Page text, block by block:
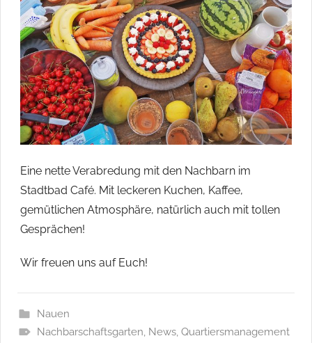
ihren
Heimatorten
Havelland
engagieren
beteiligen
wollten.
Eine nette Verabredung mit den Nachbarn im
Stadtbad Café. Mit leckeren Kuchen, Kaffee,
gemütlichen Atmosphäre, natürlich auch mit tollen
Gesprächen!
Wir freuen uns auf Euch!
Nauen
Nachbarschaftsgarten, News, Quartiersmanagement